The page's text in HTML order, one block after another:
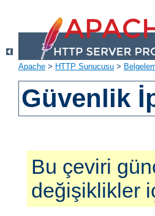
Apache > HTTP Sunucusu >
Güvenlik
Bu çeviri
değişiklikler